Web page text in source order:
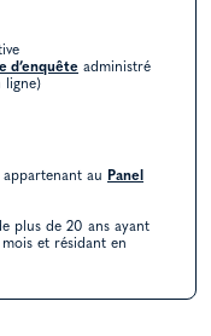
d’enquête administré
ligne)
au Panel
plus de 20 ans ayant
et résidant en